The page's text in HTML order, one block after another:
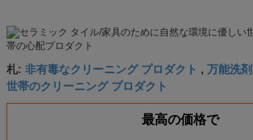
札: 非有毒なクリーニング プロダクト , 万能洗剤
世帯のクリーニング プロダクト
最高の価格で